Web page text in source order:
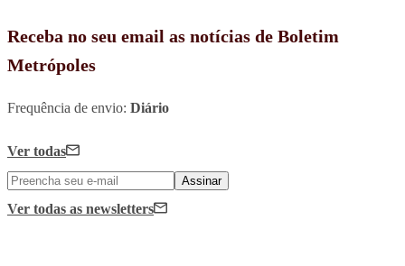
Receba no seu email as notícias de Boletim
Metrópoles
Frequência de envio: Diário
Ver todas
Assinar
Ver todas as newsletters